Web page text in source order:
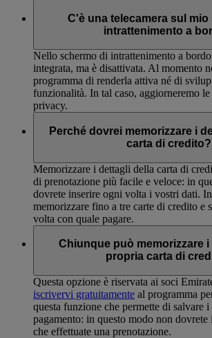
C'è una telecamera sul
intrattenimento a
Nello schermo di intrattenimento a
integrata, ma è disattivata. Al momento
programma di renderla attiva né di
funzionalità. In tal caso, aggiorneremo
privacy.
Perché dovrei memorizzare i
carta di credito?
Memorizzare i dettagli della carta di
di prenotazione più facile e veloce: in
dovrete inserire ogni volta i vostri dati.
memorizzare fino a tre carte di credito e
volta con quale pagare.
Chiunque può memorizzare
propria carta di
Questa opzione è riservata ai soci
iscrivervi gratuitamente al programma
questa funzione che permette di salvare
pagamento: in questo modo non
che effettuate una prenotazione.